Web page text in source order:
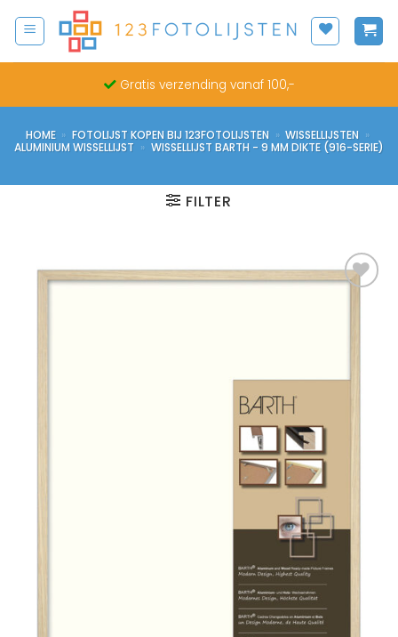
naar
Gratis verzending vanaf 100,-
HOME » FOTOLIJST KOPEN BIJ 123FOTOLIJSTEN » WISSELLIJSTEN »
ALUMINIUM WISSELLIJST » WISSELLIJST BARTH - 9 MM DIKTE (916-SERIE)
FILTER